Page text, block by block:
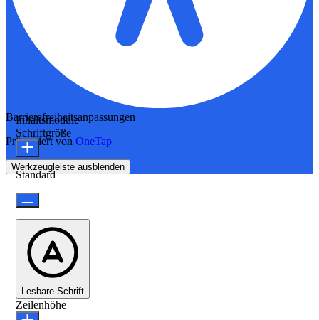
Barrierefreiheitsanpassungen
Präsentiert von OneTap
Werkzeugleiste ausblenden
Inhaltsmodule
Schriftgröße
Standard
Lesbare Schrift
Zeilenhöhe